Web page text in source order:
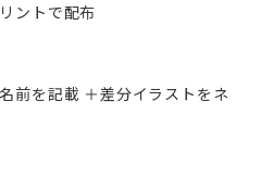
ントで配布
を記載 ＋差分イラストをネ